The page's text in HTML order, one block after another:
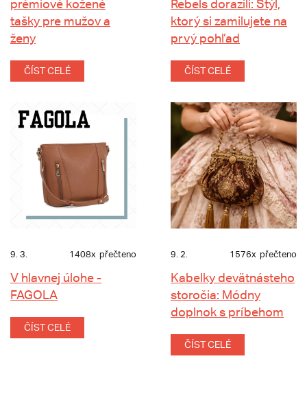
prémiové kožené
tašky pre mužov a
ženy
ČÍST CELÉ
Rebels dorazili: Štýl,
ktorý si zamilujete na
prvý pohľad
ČÍST CELÉ
9. 3. 1408x přečteno
V hlavnej úlohe -
FAGOLA
ČÍST CELÉ
9. 2. 1576x přečteno
Kabelky devätnásteho
storočia: Módny
doplnok s príbehom
ČÍST CELÉ